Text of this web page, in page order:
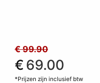
€ 99.90
€ 69.00
*Prijzen zijn inclusief btw